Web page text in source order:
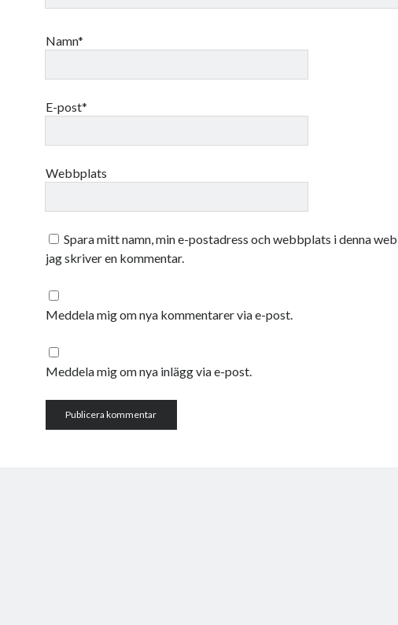
Namn*
E-post*
Webbplats
Spara mitt namn, min e-postadress och webbplats i denna
jag skriver en kommentar.
Meddela mig om nya kommentarer via e-post.
Meddela mig om nya inlägg via e-post.